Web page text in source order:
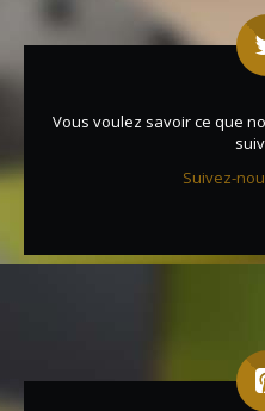
Vous voulez savoir ce que
Suivez-